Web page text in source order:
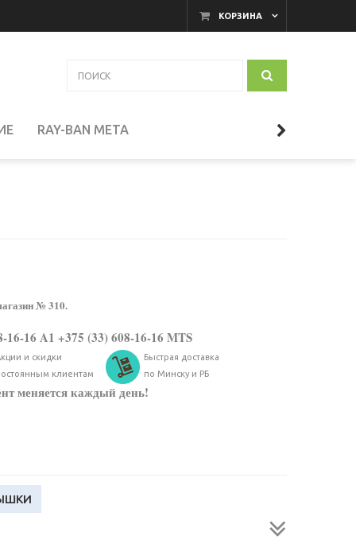
КОРЗИНА
RAY-BAN META
№ 310.
16-16 A1 +375 (33) 608-16-16 MTS
и скидки
клиентам
Быстрая доставка
по Минску и РБ
меняется каждый день!